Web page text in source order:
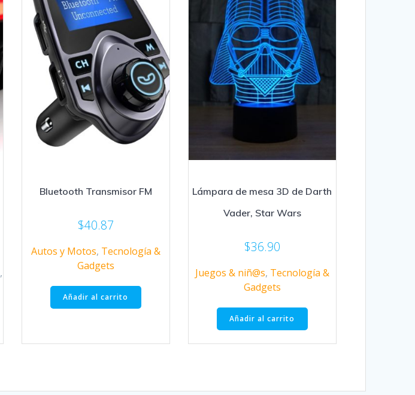
,
Bluetooth Transmisor FM
$40.87
Autos y Motos, Tecnología &
Gadgets
Añadir al carrito
Lámpara de mesa 3D de Darth
Vader, Star Wars
$36.90
Juegos & niñ@s, Tecnología &
Gadgets
Añadir al carrito